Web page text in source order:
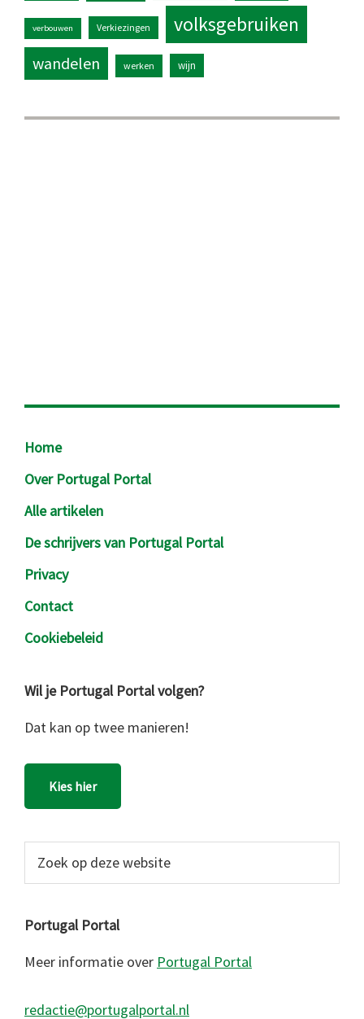
verbouwen Verkiezingen volksgebruiken
wandelen werken wijn
Footer
Home
Over Portugal Portal
Alle artikelen
De schrijvers van Portugal Portal
Privacy
Contact
Cookiebeleid
Wil je Portugal Portal volgen?
Dat kan op twee manieren!
Kies hier
website
Portugal Portal
Meer informatie over Portugal Portal
redactie@portugalportal.nl